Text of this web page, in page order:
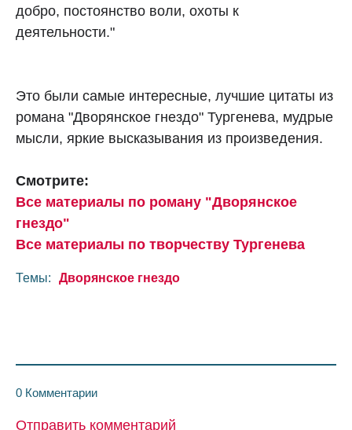
добро, постоянство воли, охоты к
деятельности."
Это были самые интересные, лучшие цитаты из
романа "Дворянское гнездо" Тургенева, мудрые
мысли, яркие высказывания из произведения.
Смотрите:
Все материалы по роману "Дворянское
гнездо"
Все материалы по творчеству Тургенева
Темы: Дворянское гнездо
0 Комментарии
Отправить комментарий